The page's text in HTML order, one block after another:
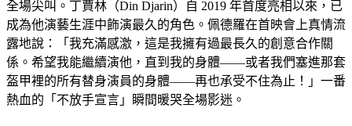
全場尖叫。丁賈林（Din Djarin）自 2019 年首度亮相以來，已
成為他演藝生涯中飾演最久的角色。佩德羅在首映會上真情流
露地說：「我充滿感激，這是我擁有過最長久的創意合作關
係。希望我能繼續演他，直到我的身體——或者我們塞進那套
盔甲裡的所有替身演員的身體——再也承受不住為止！」一番
熱血的「不放手宣言」瞬間暖哭全場影迷。